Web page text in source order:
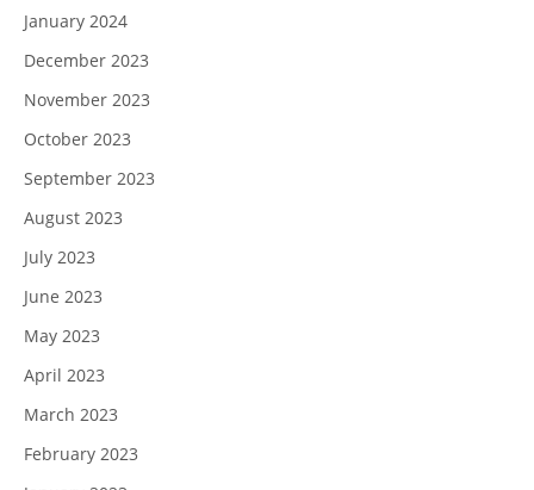
January 2024
December 2023
November 2023
October 2023
September 2023
August 2023
July 2023
June 2023
May 2023
April 2023
March 2023
February 2023